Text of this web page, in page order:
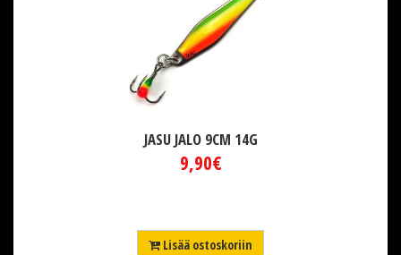
JASU JALO 9CM 14G
9,90€
Lisää ostoskoriin